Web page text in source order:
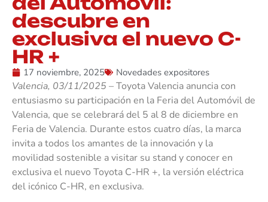
descubre en
exclusiva el nuevo C-
HR +
17 noviembre, 2025 Novedades expositores
Valencia, 03/11/2025 –Toyota Valencia anuncia con
entusiasmo su participación en la Feria del Automóvil de
Valencia, que se celebrará del 5 al 8 de diciembre en
Feria de Valencia. Durante estos cuatro días, la marca
invita a todos los amantes de la innovación y la
movilidad sostenible a visitar su stand y conocer en
exclusiva el nuevo Toyota C-HR +, la versión eléctrica
del icónico C-HR, en exclusiva.